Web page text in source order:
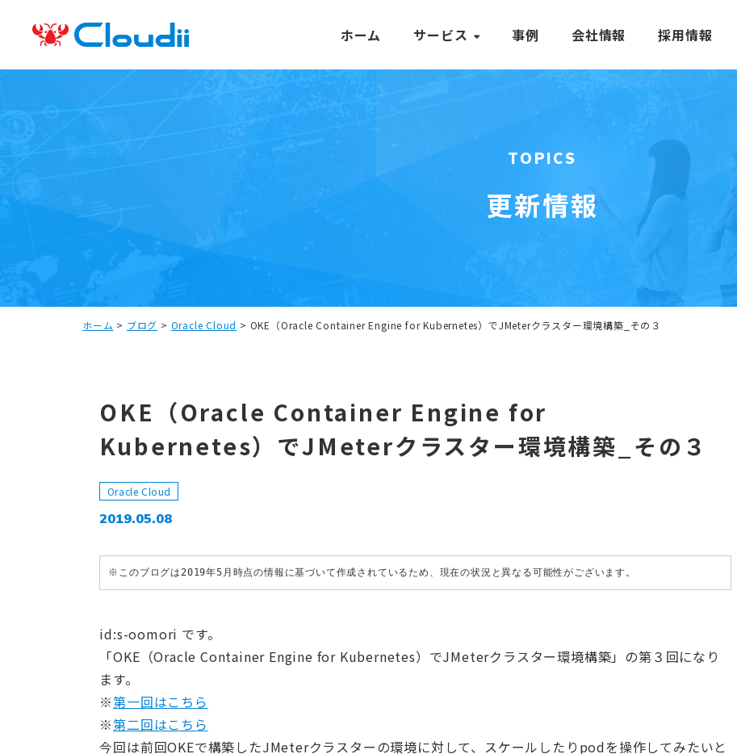
ホーム サービス 事例 会社情報 採用情報
TOPICS
更新情報
ホーム > ブログ > Oracle Cloud > OKE（Oracle Container Engine for Kubernetes）でJMeterクラスター環境構築_その３
OKE（Oracle Container Engine for
Kubernetes）でJMeterクラスター環境構築_その３
Oracle Cloud
2019.05.08
※このブログは2019年5月時点の情報に基づいて作成されているため、現在の状況と異なる可能性がございます。
id:s-oomori です。
「OKE（Oracle Container Engine for Kubernetes）でJMeterクラスター環境構築」の第３回になり
ます。
※第一回はこちら
※第二回はこちら
今回は前回OKEで構築したJMeterクラスターの環境に対して、スケールしたりpodを操作してみたいと